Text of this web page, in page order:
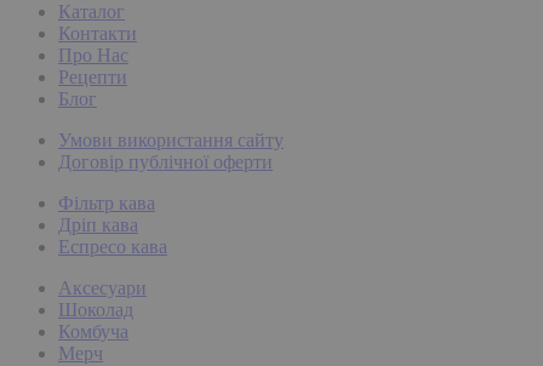
Каталог
Контакти
Про Нас
Рецепти
Блог
Умови використання сайту
Договір публічної оферти
Фільтр кава
Дріп кава
Еспресо кава
Аксесуари
Шоколад
Комбуча
Мерч